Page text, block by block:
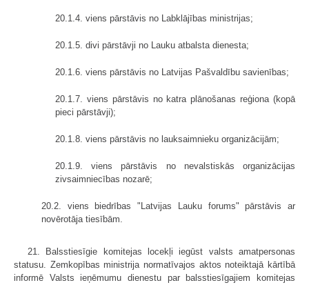
20.1.4. viens pārstāvis no Labklājības ministrijas;
20.1.5. divi pārstāvji no Lauku atbalsta dienesta;
20.1.6. viens pārstāvis no Latvijas Pašvaldību savienības;
20.1.7. viens pārstāvis no katra plānošanas reģiona (kopā
pieci pārstāvji);
20.1.8. viens pārstāvis no lauksaimnieku organizācijām;
20.1.9. viens pārstāvis no nevalstiskās organizācijas
zivsaimniecības nozarē;
20.2. viens biedrības "Latvijas Lauku forums" pārstāvis ar
novērotāja tiesībām.
21. Balsstiesīgie komitejas locekļi iegūst valsts amatpersonas
statusu. Zemkopības ministrija normatīvajos aktos noteiktajā kārtībā
informē Valsts ieņēmumu dienestu par balsstiesīgajiem komitejas